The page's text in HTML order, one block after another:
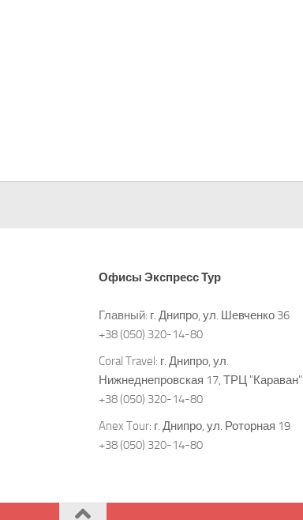
Офисы Экспресс Тур
Главный: г. Днипро, ул. Шевченко 36
+38 (050) 320-14-80
Coral Travel: г. Днипро, ул.
Нижнеднепровская 17, ТРЦ "Караван"
+38 (050) 320-14-80
Anex Tour: г. Днипро, ул. Роторная 19
+38 (050) 320-14-80